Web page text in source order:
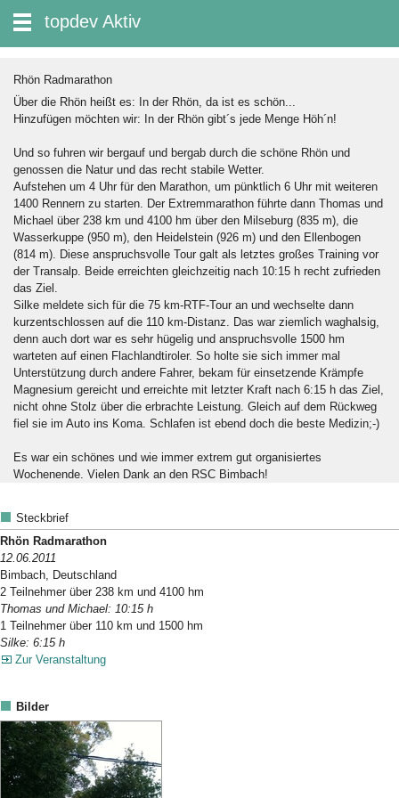
Suche: topdev Aktiv
Rhön Radmarathon
Über die Rhön heißt es: In der Rhön, da ist es schön...
Hinzufügen möchten wir: In der Rhön gibt´s jede Menge Höh´n!
Und so fuhren wir bergauf und bergab durch die schöne Rhön und
genossen die Natur und das recht stabile Wetter.
Aufstehen um 4 Uhr für den Marathon, um pünktlich 6 Uhr mit weiteren
1400 Rennern zu starten. Der Extremmarathon führte dann Thomas und
Michael über 238 km und 4100 hm über den Milseburg (835 m), die
Wasserkuppe (950 m), den Heidelstein (926 m) und den Ellenbogen
(814 m). Diese anspruchsvolle Tour galt als letztes großes Training vor
der Transalp. Beide erreichten gleichzeitig nach 10:15 h recht zufrieden
das Ziel.
Silke meldete sich für die 75 km-RTF-Tour an und wechselte dann
kurzentschlossen auf die 110 km-Distanz. Das war ziemlich waghalsig,
denn auch dort war es sehr hügelig und anspruchsvolle 1500 hm
warteten auf einen Flachlandtiroler. So holte sie sich immer mal
Unterstützung durch andere Fahrer, bekam für einsetzende Krämpfe
Magnesium gereicht und erreichte mit letzter Kraft nach 6:15 h das Ziel,
nicht ohne Stolz über die erbrachte Leistung. Gleich auf dem Rückweg
fiel sie im Auto ins Koma. Schlafen ist ebend doch die beste Medizin;-)
Es war ein schönes und wie immer extrem gut organisiertes
Wochenende. Vielen Dank an den RSC Bimbach!
Steckbrief
Rhön Radmarathon
12.06.2011
Bimbach, Deutschland
2 Teilnehmer über 238 km und 4100 hm
Thomas und Michael: 10:15 h
1 Teilnehmer über 110 km und 1500 hm
Silke: 6:15 h
Zur Veranstaltung
Bilder